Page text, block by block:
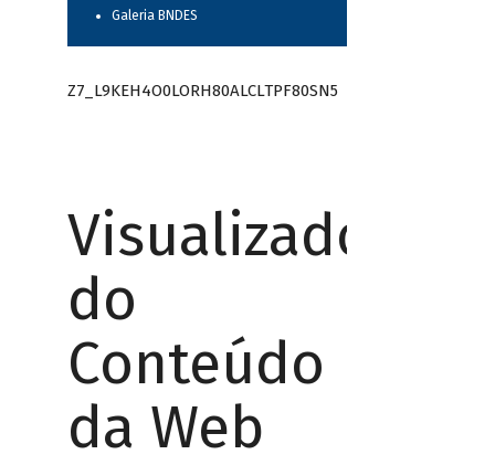
Galeria BNDES
Z7_L9KEH4O0LORH80ALCLTPF80SN5
Visualizador
do
Conteúdo
da Web